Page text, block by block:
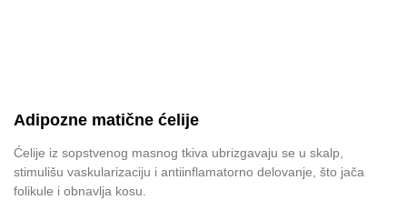
Adipozne matične ćelije
Ćelije iz sopstvenog masnog tkiva ubrizgavaju se u skalp,
stimulišu vaskularizaciju i antiinflamatorno delovanje, što jača
folikule i obnavlja kosu.